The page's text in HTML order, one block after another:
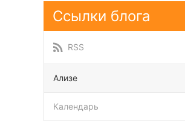
Ссылки блога
RSS
Ализе
Календарь